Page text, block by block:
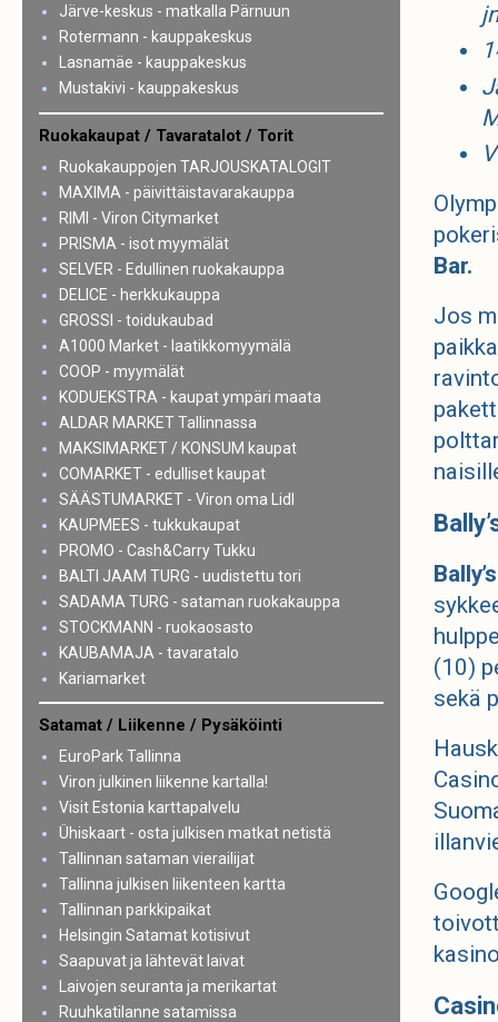
Bar.
Jos
(10)
sekä
Järve-keskus - matkalla Pärnuun
Rotermann - kauppakeskus
Lasnamäe - kauppakeskus
Mustakivi - kauppakeskus
Ruokakaupat / Tavaratalot / Torit
Ruokakauppojen TARJOUSKATALOGIT
MAXIMA - päivittäistavarakauppa
RIMI - Viron Citymarket
PRISMA - isot myymälät
SELVER - Edullinen ruokakauppa
DELICE - herkkukauppa
GROSSI - toidukaubad
A1000 Market - laatikkomyymälä
COOP - myymälät
KODUEKSTRA - kaupat ympäri maata
ALDAR MARKET Tallinnassa
MAKSIMARKET / KONSUM kaupat
COMARKET - edulliset kaupat
SÄÄSTUMARKET - Viron oma Lidl
KAUPMEES - tukkukaupat
PROMO - Cash&Carry Tukku
BALTI JAAM TURG - uudistettu tori
SADAMA TURG - sataman ruokakauppa
STOCKMANN - ruokaosasto
KAUBAMAJA - tavaratalo
Kariamarket
Satamat / Liikenne / Pysäköinti
EuroPark Tallinna
Viron julkinen liikenne kartalla!
Visit Estonia karttapalvelu
Ühiskaart - osta julkisen matkat netistä
Tallinnan sataman vierailijat
Tallinna julkisen liikenteen kartta
Tallinnan parkkipaikat
Helsingin Satamat kotisivut
Saapuvat ja lähtevät laivat
Laivojen seuranta ja merikartat
Ruuhkatilanne satamissa